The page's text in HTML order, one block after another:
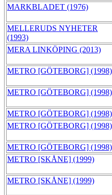
MARKBLADET (1976)
MELLERUDS NYHETER
(1993)
MERA LINKÖPING (2013)
METRO [GÖTEBORG] (1998)
METRO [GÖTEBORG] (1998)
METRO [GÖTEBORG] (1998)
METRO [GÖTEBORG] (1998)
METRO [GÖTEBORG] (1998)
METRO [SKÅNE] (1999)
METRO [SKÅNE] (1999)